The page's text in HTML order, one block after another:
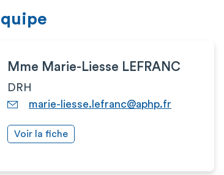
Mme Marie-Liesse LEFRANC
DRH
marie-liesse.lefranc@aphp.fr
Voir la fiche